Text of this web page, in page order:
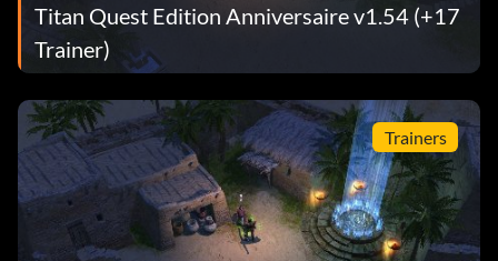
Titan Quest Edition Anniversaire v1.54 (+17
Trainer)
Trainers